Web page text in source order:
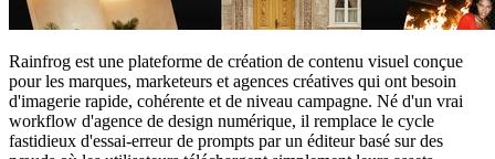
Rainfrog est une plateforme de création de contenu visuel conçue
pour les marques, marketeurs et agences créatives qui ont besoin
d'imagerie rapide, cohérente et de niveau campagne. Né d'un vrai
workflow d'agence de design numérique, il remplace le cycle
fastidieux d'essai-erreur de prompts par un éditeur basé sur des